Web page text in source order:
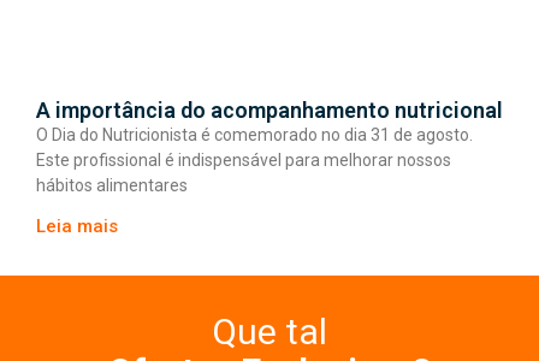
A importância do acompanhamento nutricional
O Dia do Nutricionista é comemorado no dia 31 de agosto.
Este profissional é indispensável para melhorar nossos
hábitos alimentares
Leia mais
Que tal